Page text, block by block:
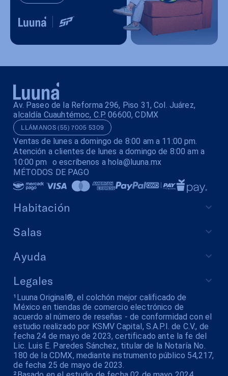
Av. Paseo de la Reforma 296, Piso 31, Col. Juárez,
alcaldía Cuauhtémoc, C.P. 06600, CDMX
LLÁMANOS (55) 7005 5309
Ventas de lunes a domingo de 8:00 am a 11:00 pm.
Atención a clientes de lunes a domingo de 8:00 am a
10:00 pm o escríbenos a hola@luuna.mx
MÉTODOS DE PAGO
Habitación
Salas
Ayuda
Legales
¹Luuna Original®, el colchón mejor calificado de
México en tiendas de comercio electrónico de
acuerdo al número de reseñas - de conformidad con el
estudio realizado por KSMV Capital, S.A.P.I. de C.V., de
fecha 24 de mayo de 2023, certificado ante la fe del
Lic. Luis E. Paredes Sánchez, titular de la Notaría No.
180 de la CDMX, mediante instrumento público 54,217,
de fecha 25 de mayo de 2023.